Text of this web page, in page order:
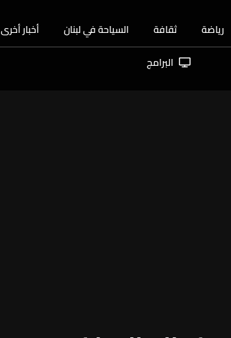
رياضة ثقافة السياحة في لبنان أخبار أخرى
البرامج